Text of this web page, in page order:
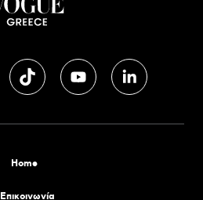
Home
Επικοινωνία